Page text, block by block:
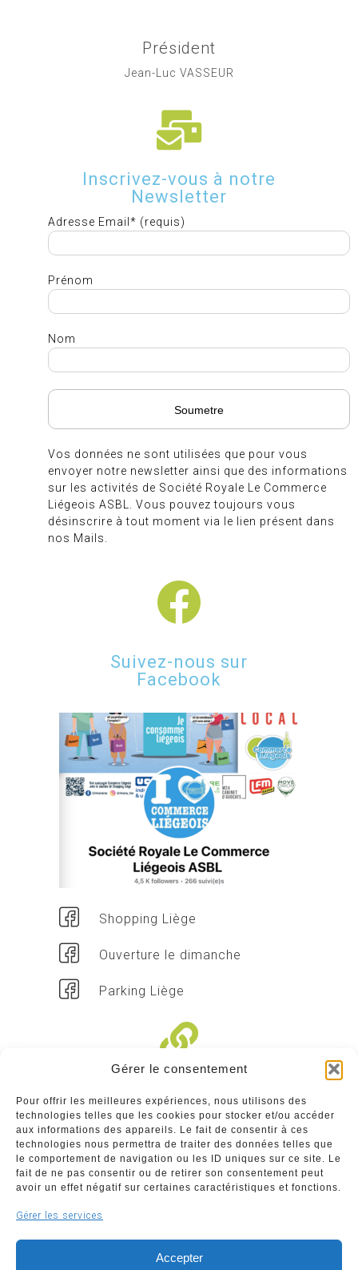
Gérer le consentement
Pour offrir les meilleures expériences, nous utilisons des
technologies telles que les cookies pour stocker et/ou accéder
aux informations des appareils. Le fait de consentir à ces
technologies nous permettra de traiter des données telles que
le comportement de navigation ou les ID uniques sur ce site. Le
fait de ne pas consentir ou de retirer son consentement peut
avoir un effet négatif sur certaines caractéristiques et fonctions.
Gérer les services
Accepter
Président
Jean-Luc VASSEUR
Inscrivez-vous à notre
Newsletter
Adresse Email* (requis)
Prénom
Nom
Vos données ne sont utilisées que pour vous
envoyer notre newsletter ainsi que des informations
sur les activités de Société Royale Le Commerce
Liégeois ASBL. Vous pouvez toujours vous
désinscrire à tout moment via le lien présent dans
nos Mails.
Suivez-nous sur
Facebook
Shopping Liège
Ouverture le dimanche
Parking Liège
Commerçants
Annuaire des commerçants : insérez gratuitement
votre activité dans notre annuaire sur notre site ci-
dessous